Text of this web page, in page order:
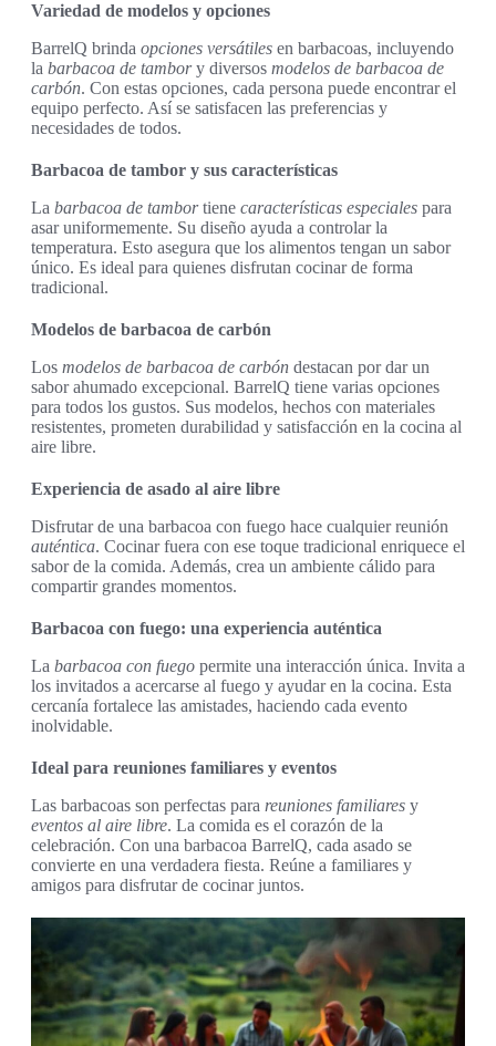
Variedad de modelos y opciones
BarrelQ brinda opciones versátiles en barbacoas, incluyendo
la barbacoa de tambory diversos modelos de barbacoa de
carbón. Con estas opciones, cada persona puede encontrar el
equipo perfecto. Así se satisfacen las preferencias y
necesidades de todos.
Barbacoa de tambor y sus características
La barbacoa de tambortiene características especiales para
asar uniformemente. Su diseño ayuda a controlar la
temperatura. Esto asegura que los alimentos tengan un sabor
único. Es ideal para quienes disfrutan cocinar de forma
tradicional.
Modelos de barbacoa de carbón
Los modelos de barbacoa de carbón destacan por dar un
sabor ahumado excepcional. BarrelQ tiene varias opciones
para todos los gustos. Sus modelos, hechos con materiales
resistentes, prometen durabilidad y satisfacción en la cocina al
aire libre.
Experiencia de asado al aire libre
Disfrutar de una barbacoa con fuego hace cualquier reunión
auténtica. Cocinar fuera con ese toque tradicional enriquece el
sabor de la comida. Además, crea un ambiente cálido para
compartir grandes momentos.
Barbacoa con fuego: una experiencia auténtica
La barbacoa con fuego permite una interacción única. Invita a
los invitados a acercarse al fuego y ayudar en la cocina. Esta
cercanía fortalece las amistades, haciendo cada evento
inolvidable.
Ideal para reuniones familiares y eventos
Las barbacoas son perfectas para reuniones familiares y
eventos al aire libre. La comida es el corazón de la
celebración. Con una barbacoa BarrelQ, cada asado se
convierte en una verdadera fiesta. Reúne a familiares y
amigos para disfrutar de cocinar juntos.